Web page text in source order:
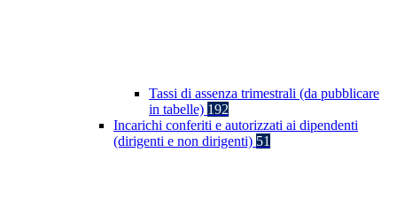
Tassi di assenza trimestrali (da pubblicare
in tabelle) 192
Incarichi conferiti e autorizzati ai dipendenti
(dirigenti e non dirigenti) 51